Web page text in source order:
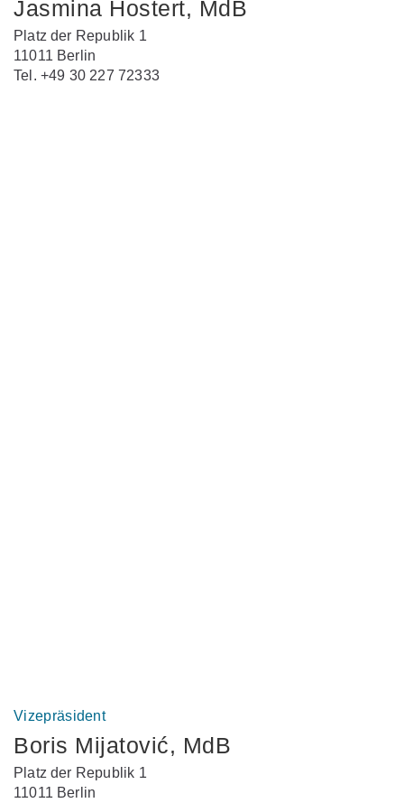
Jasmina Hostert, MdB
Platz der Republik 1
11011 Berlin
Tel. +49 30 227 72333
Vizepräsident
Boris Mijatović, MdB
Platz der Republik 1
11011 Berlin